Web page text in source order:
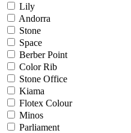
Lily
Andorra
Stone
Space
Berber Point
Color Rib
Stone Office
Kiama
Flotex Colour
Minos
Parliament